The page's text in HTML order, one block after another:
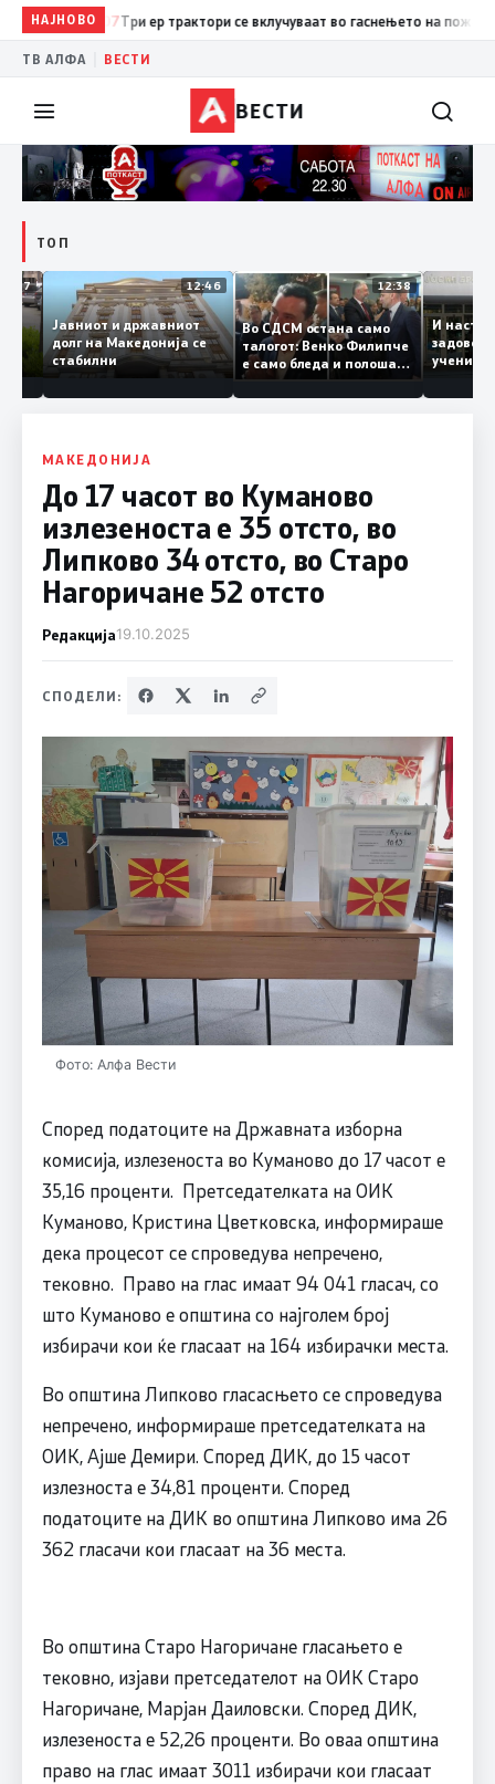
НАЈНОВО
13:07Три ер трактори се вклучуваат во гаснењето на пожарот
ТВ АЛФА ВЕСТИ
ВЕСТИ
ТОП
12:47
ги
12:46
Јавниот и државниот
долг на Македонија се
стабилни
12:38
Во СДСМ остана само
талогот: Венко Филипче
е само бледа и полоша
копија дури и од Зоран
Заев
И
МАКЕДОНИЈА
До 17 часот во Куманово
излезеноста е 35 отсто, во
Липково 34 отсто, во Старо
Нагоричане 52 отсто
Редакција19.10.2025
СПОДЕЛИ:
Фото: Алфа Вести
Според податоците на Државната изборна
комисија, излезеноста во Куманово до 17 часот е
35,16 проценти. Претседателката на ОИК
Куманово, Кристина Цветковска, информираше
дека процесот се спроведува непречено,
тековно. Право на глас имаат 94 041 гласач, со
што Куманово е општина со најголем број
избирачи кои ќе гласаат на 164 избирачки места.
Во општина Липково гласасњето се спроведува
непречено, информираше претседателката на
ОИК, Ајше Демири. Според ДИК, до 15 часот
излезноста е 34,81 проценти. Според
податоците на ДИК во општина Липково има 26
362 гласачи кои гласаат на 36 места.
Во општина Старо Нагоричане гласањето е
тековно, изјави претседателот на ОИК Старо
Нагоричане, Марјан Даиловски. Според ДИК,
излезеноста е 52,26 проценти. Во оваа општина
право на глас имаат 3011 избирачи кои гласаат